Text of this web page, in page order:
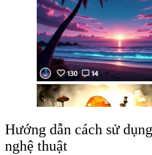
Hướng dẫn cách sử
nghệ thuật